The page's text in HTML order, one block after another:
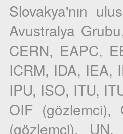
Slovakya'nın
Avustralya
CERN, EAPC,
ICRM, IDA, IEA,
IPU, ISO, ITU,
OIF (gözlemci),
(gözlemci),